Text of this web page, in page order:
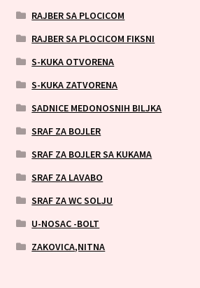
RAJBER SA PLOCICOM
RAJBER SA PLOCICOM FIKSNI
S-KUKA OTVORENA
S-KUKA ZATVORENA
SADNICE MEDONOSNIH BILJKA
SRAF ZA BOJLER
SRAF ZA BOJLER SA KUKAMA
SRAF ZA LAVABO
SRAF ZA WC SOLJU
U-NOSAC -BOLT
ZAKOVICA,NITNA